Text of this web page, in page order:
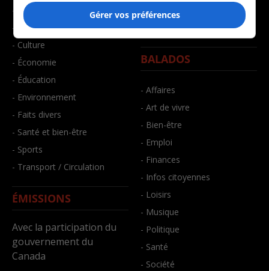
- Affaires municipales
- Communauté / Social
- Culture
- Économie
- Éducation
- Environnement
- Faits divers
- Santé et bien-être
- Sports
- Transport / Circulation
ÉMISSIONS
Avec la participation du
gouvernement du
Canada
- Décompte franco
- Joué récemment
BALADOS
- Affaires
- Art de vivre
- Bien-être
- Emploi
- Finances
- Infos citoyennes
- Loisirs
- Musique
- Politique
- Santé
- Société
Gérer vos préférences